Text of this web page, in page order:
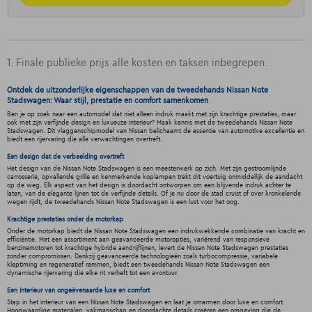
1. Finale publieke prijs alle kosten en taksen inbegrepen.
Ontdek de uitzonderlijke eigenschappen van de tweedehands Nissan Note
Stadswagen: Waar stijl, prestatie en comfort samenkomen
Ben je op zoek naar een automodel dat niet alleen indruk maakt met zijn krachtige prestaties, maar
ook met zijn verfijnde design en luxueuze interieur? Maak kennis met de tweedehands Nissan Note
Stadswagen. Dit vlaggenschipmodel van Nissan belichaamt de essentie van automotive excellentie en
biedt een rijervaring die alle verwachtingen overtreft.
Een design dat de verbeelding overtreft
Het design van de Nissan Note Stadswagen is een meesterwerk op zich. Met zijn gestroomlijnde
carrosserie, opvallende grille en kenmerkende koplampen trekt dit voertuig onmiddellijk de aandacht
op de weg. Elk aspect van het design is doordacht ontworpen om een blijvende indruk achter te
laten, van de elegante lijnen tot de verfijnde details. Of je nu door de stad cruist of over kronkelende
wegen rijdt, de tweedehands Nissan Note Stadswagen is een lust voor het oog.
Krachtige prestaties onder de motorkap
Onder de motorkap biedt de Nissan Note Stadswagen een indrukwekkende combinatie van kracht en
efficiëntie. Met een assortiment aan geavanceerde motoropties, variërend van responsieve
benzinemotoren tot krachtige hybride aandrijflijnen, levert de Nissan Note Stadswagen prestaties
zonder compromissen. Dankzij geavanceerde technologieën zoals turbocompressie, variabele
kleptiming en regeneratief remmen, biedt een tweedehands Nissan Note Stadswagen een
dynamische rijervaring die elke rit verheft tot een avontuur.
Een interieur van ongeëvenaarde luxe en comfort
Stap in het interieur van een Nissan Note Stadswagen en laat je omarmen door luxe en comfort.